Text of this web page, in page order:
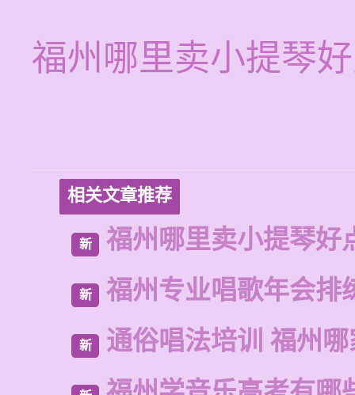
福州哪里卖小提琴
相关文章推荐
新 福州哪里卖小提琴好
新 福州专业唱歌年会排
新 通俗唱法培训 福州